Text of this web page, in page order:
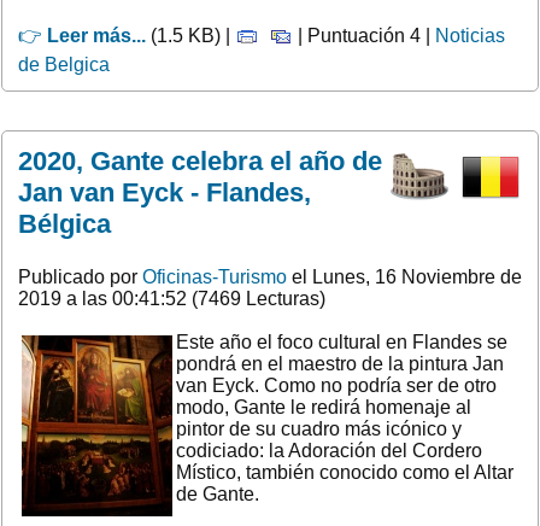
👉 Leer más... (1.5 KB) | | Puntuación 4 |
Noticias
de Belgica
2020, Gante celebra el año de
Jan van Eyck - Flandes,
Bélgica
Publicado por Oficinas-Turismo el Lunes, 16 Noviembre de
2019 a las 00:41:52 (7469 Lecturas)
Este año el foco cultural en Flandes se
pondrá en el maestro de la pintura Jan
van Eyck. Como no podría ser de otro
modo, Gante le redirá homenaje al
pintor de su cuadro más icónico y
codiciado: la Adoración del Cordero
Místico, también conocido como el Altar
de Gante.